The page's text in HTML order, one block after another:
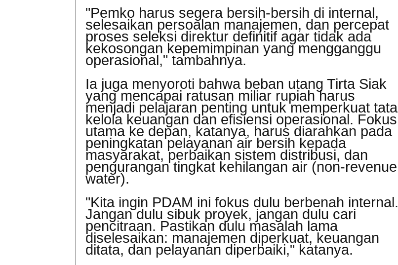
"Pemko harus segera bersih-bersih di internal,
selesaikan persoalan manajemen, dan percepat
proses seleksi direktur definitif agar tidak ada
kekosongan kepemimpinan yang mengganggu
operasional," tambahnya.
Ia juga menyoroti bahwa beban utang Tirta Siak
yang mencapai ratusan miliar rupiah harus
menjadi pelajaran penting untuk memperkuat tata
kelola keuangan dan efisiensi operasional. Fokus
utama ke depan, katanya, harus diarahkan pada
peningkatan pelayanan air bersih kepada
masyarakat, perbaikan sistem distribusi, dan
pengurangan tingkat kehilangan air (non-revenue
water).
"Kita ingin PDAM ini fokus dulu berbenah internal.
Jangan dulu sibuk proyek, jangan dulu cari
pencitraan. Pastikan dulu masalah lama
diselesaikan: manajemen diperkuat, keuangan
ditata, dan pelayanan diperbaiki," katanya.